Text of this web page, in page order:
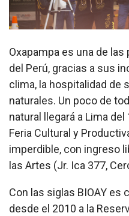
Oxapampa es una de
del Perú, gracias a sus
clima, la hospitalidad de
naturales. Un poco de
natural llegará a Lima
Feria Cultural y
imperdible, con ingreso
las Artes (Jr. Ica 377,
Con las siglas BIOAY es
desde el 2010 a la